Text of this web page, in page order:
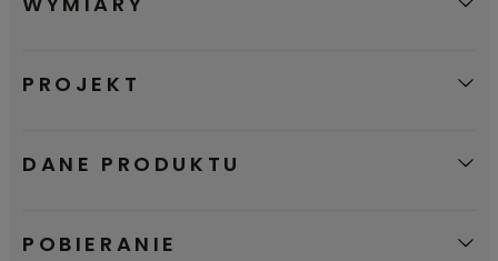
łatwo wytrzeć.
PROJEKT
DANE PRODUKTU
POBIERANIE